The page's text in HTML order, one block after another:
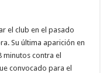
el club en el pasado
Su última aparición en
minutos contra el
convocado para el